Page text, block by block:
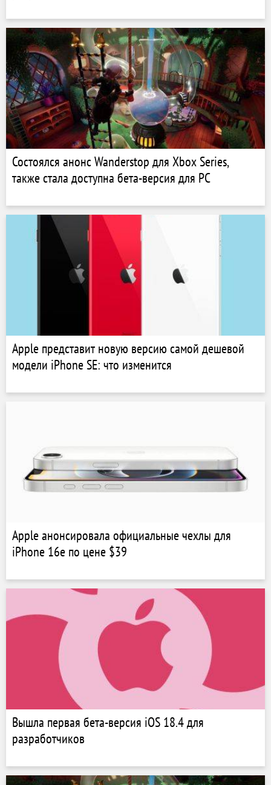
Состоялся анонс Wanderstop для Xbox Series,
также стала доступна бета-версия для PC
Apple представит новую версию самой дешевой
модели iPhone SE: что изменится
Apple анонсировала официальные чехлы для
iPhone 16e по цене $39
Вышла первая бета-версия iOS 18.4 для
разработчиков